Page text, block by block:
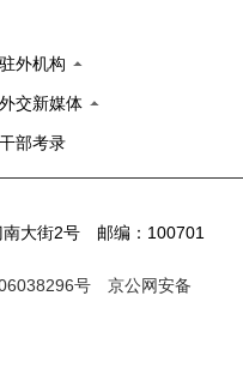
驻外机构
外交新媒体
干部考录
南大街2号 邮编：100701
号
京公网安备